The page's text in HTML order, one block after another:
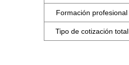
Formación profesional
Tipo de cotización total